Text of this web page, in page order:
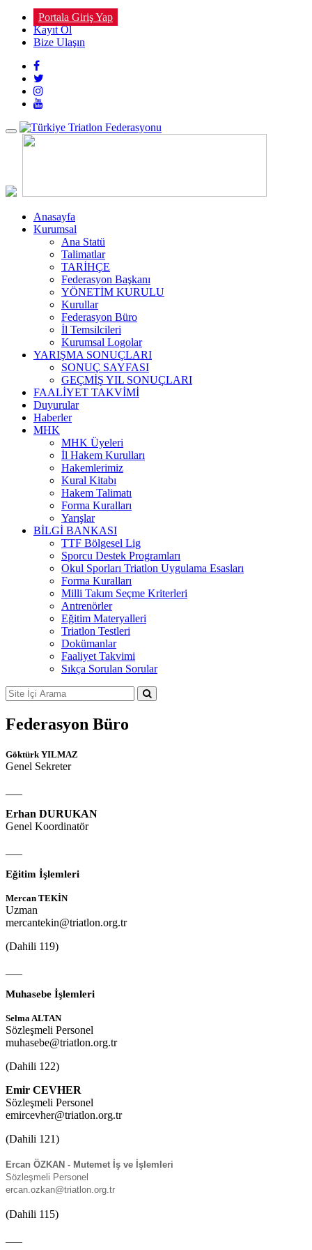
Portala Giriş Yap
Kayıt Ol
Bize Ulaşın
Toggle
navigation
Anasayfa
Kurumsal
Ana Statü
Talimatlar
TARİHÇE
Federasyon Başkanı
YÖNETİM KURULU
Kurullar
Federasyon Büro
İl Temsilcileri
Kurumsal Logolar
YARIŞMA SONUÇLARI
SONUÇ SAYFASI
GEÇMİŞ YIL SONUÇLARI
FAALİYET TAKVİMİ
Duyurular
Haberler
MHK
MHK Üyeleri
İl Hakem Kurulları
Hakemlerimiz
Kural Kitabı
Hakem Talimatı
Forma Kuralları
Yarışlar
BİLGİ BANKASI
TTF Bölgesel Lig
Sporcu Destek Programları
Okul Sporları Triatlon Uygulama Esasları
Forma Kuralları
Milli Takım Seçme Kriterleri
Antrenörler
Eğitim Materyalleri
Triatlon Testleri
Dokümanlar
Faaliyet Takvimi
Sıkça Sorulan Sorular
Federasyon Büro
Göktürk YILMAZ
Genel Sekreter
Erhan DURUKAN
Genel Koordinatör
Eğitim İşlemleri
Mercan TEKİN
Uzman
mercantekin@triatlon.org.tr
(Dahili 119)
Muhasebe İşlemleri
Selma ALTAN
Sözleşmeli Personel
muhasebe@triatlon.org.tr
(Dahili 122)
Emir CEVHER
Sözleşmeli Personel
emircevher@triatlon.org.tr
(Dahili 121)
Ercan ÖZKAN - Mutemet İş ve İşlemleri
Sözleşmeli Personel
ercan.ozkan@triatlon.org.tr
(Dahili 115)